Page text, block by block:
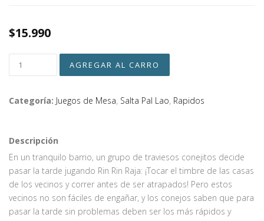
$15.990
Categoría: Juegos de Mesa, Salta Pal Lao, Rapidos
Descripción
En un tranquilo barrio, un grupo de traviesos conejitos decide
pasar la tarde jugando Rin Rin Raja: ¡Tocar el timbre de las casas
de los vecinos y correr antes de ser atrapados! Pero estos
vecinos no son fáciles de engañar, y los conejos saben que para
pasar la tarde sin problemas deben ser los más rápidos y